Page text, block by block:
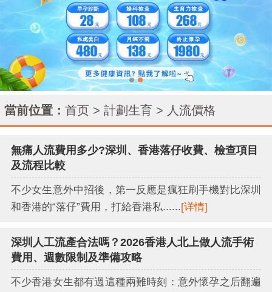
當前位置： 首页 > 計劃生育 > 人流價格
無痛人流費用多少?深圳、香港落仔收費、檢查項目
及流程比較
不少女生意外中招後，第一反應是瘋狂刷手機對比深圳
和香港的“落仔”費用，打給香港私......[详情]
深圳人工流產合法嗎？2026香港人北上做人流手術
費用、週數限制及準備攻略
不少香港女生都有過這種兩難時刻：意外懷孕之后翻遍